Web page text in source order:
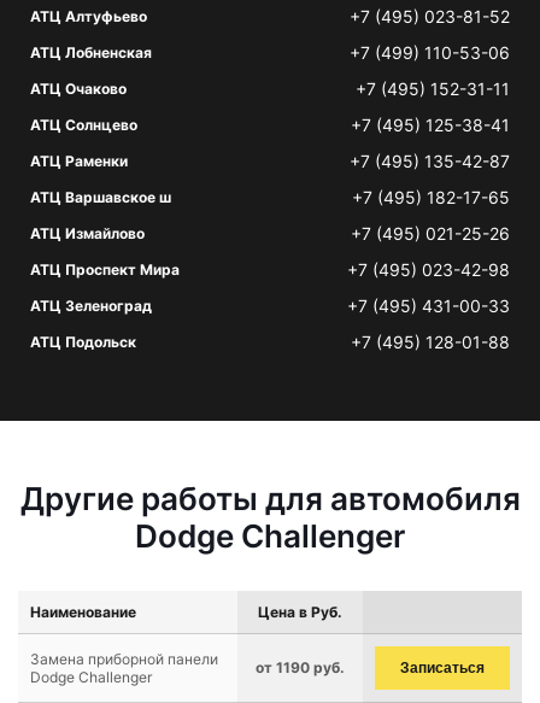
АТЦ Алтуфьево +7 (495) 023-81-52
АТЦ Лобненская +7 (499) 110-53-06
АТЦ Очаково +7 (495) 152-31-11
АТЦ Солнцево +7 (495) 125-38-41
АТЦ Раменки +7 (495) 135-42-87
АТЦ Варшавское ш +7 (495) 182-17-65
АТЦ Измайлово +7 (495) 021-25-26
АТЦ Проспект Мира +7 (495) 023-42-98
АТЦ Зеленоград +7 (495) 431-00-33
АТЦ Подольск +7 (495) 128-01-88
Другие работы для автомобиля
Dodge Challenger
Наименование Цена в Руб.
Замена приборной панели
Dodge Challenger
от 1190 руб. Записаться